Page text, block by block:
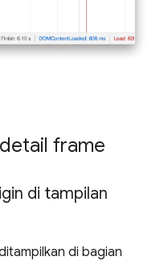
frame
di tampilan
di bagian